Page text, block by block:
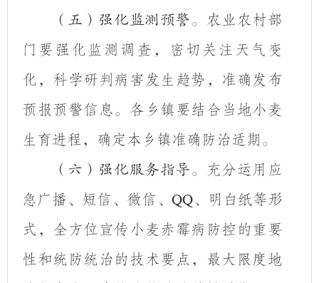
（五）强化监测预警。 农业农村部
门要 强化监测调查，密切关注天气变
化，科学研判病害发生趋势，准确发布
预报预警信息。 各乡镇要结合当地小麦
生育进程，确定本乡镇准确防治适期。
（六）强化服务指导。 充分运用 应
急广播、短信、微信、 QQ、明白纸等形
式，全方位宣传小麦赤霉病防控的重要
性和统防统治的技术要点，最大限度地